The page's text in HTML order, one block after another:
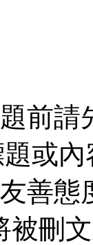
請
或內
態
被刪